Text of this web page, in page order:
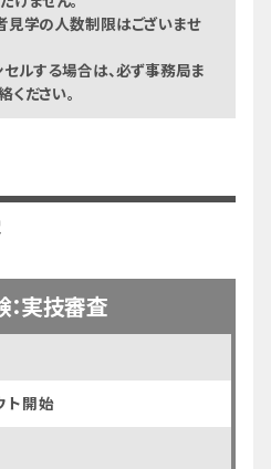
見学の人数制限はございませ
セルする場合は、必ず事務局ま
ください。
：実技審査
ト開始